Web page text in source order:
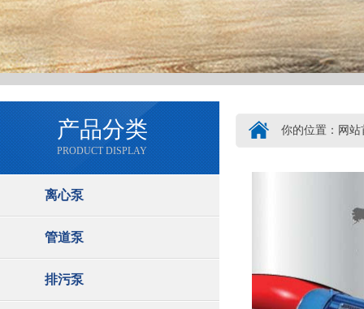
产品分类
PRODUCT DISPLAY
离心泵
管道泵
排污泵
你的位置： 网站